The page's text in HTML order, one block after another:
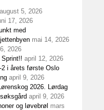
august 5, 2026
17, 2026
med
mai 14, 2026
2026
april 12, 2026
i årets første Oslo
april 9, 2026
2026. Lørdag
april 9, 2026
og løvebrøl mars